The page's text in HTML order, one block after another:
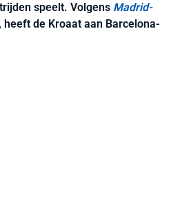
speelt. Volgens Madrid-
de Kroaat aan Barcelona-